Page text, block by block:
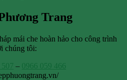
Trang
mái che hoàn hảo cho công trình
chúng tôi:
– 0966 059 466